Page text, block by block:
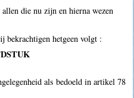
die nu zijn en hierna wezen
bekrachtigen hetgeen volgt :
als bedoeld in artikel 78